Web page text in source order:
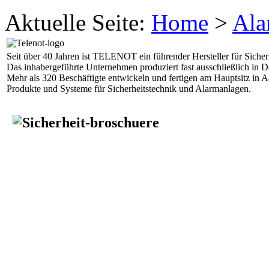
Aktuelle Seite: Home >
Seit über 40 Jahren ist TELENOT ein führender Hersteller für
Das inhabergeführte Unternehmen produziert fast ausschließlich in
Mehr als 320 Beschäftigte entwickeln und fertigen am Hauptsitz in
Produkte und Systeme für Sicherheitstechnik und Alarmanlagen.